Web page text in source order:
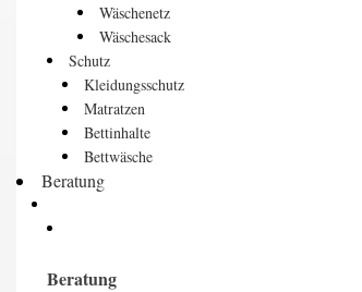
Wäschenetz
Wäschesack
Schutz
Kleidungsschutz
Matratzen
Bettinhalte
Bettwäsche
Beratung
Beratung